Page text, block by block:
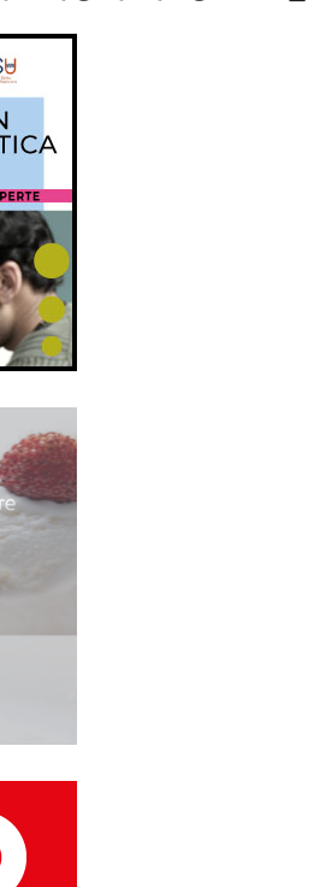
TERRITORIO NAZIONALE”! I DETTAGLI